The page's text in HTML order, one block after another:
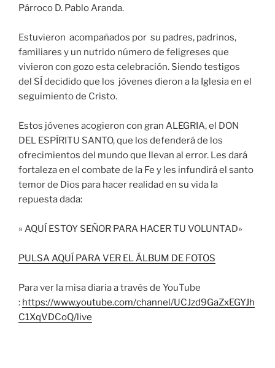
Párroco D. Pablo Aranda.
Estuvieron acompañados por su padres, padrinos,
familiares y un nutrido número de feligreses que
vivieron con gozo esta celebración. Siendo testigos
del SÍ decidido que los jóvenes dieron a la Iglesia en el
seguimiento de Cristo.
Estos jóvenes acogieron con gran ALEGRIA, el DON
DEL ESPÍRITU SANTO, que los defenderá de los
ofrecimientos del mundo que llevan al error. Les dará
fortaleza en el combate de la Fe y les infundirá el santo
temor de Dios para hacer realidad en su vida la
repuesta dada:
» AQUÍ ESTOY SEÑOR PARA HACER TU VOLUNTAD»
PULSA AQUÍ PARA VER EL ÁLBUM DE FOTOS
Para ver la misa diaria a través de YouTube
: https://www.youtube.com/channel/UCJzd9GaZxEGYJh
C1XqVDCoQ/live